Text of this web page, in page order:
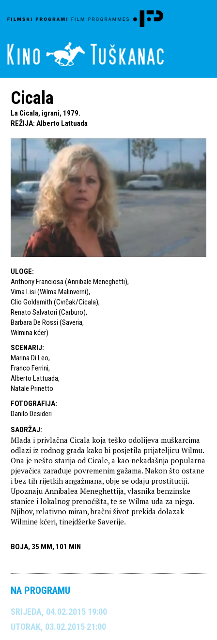
Cicala
La Cicala, igrani, 1979.
REŽIJA: Alberto Lattuada
ULOGE:
Anthony Franciosa (Annibale Meneghetti),
Virna Lisi (Wilma Malinverni),
Clio Goldsmith (Cvrčak/Cicala),
Renato Salvatori (Carburo),
Barbara De Rossi (Saveria,
Wilmina kćer)
SCENARIJ:
Marina Di Leo,
Franco Ferrini,
Alberto Lattuada,
Natale Prinetto
FOTOGRAFIJA:
Danilo Desideri
SADRŽAJ:
Mlada i privlačna Cicala koja teško odolijeva muškarcima
odlazi iz rodnog grada kako bi posjetila prijateljicu Wilmu.
Ona je nešto starija od Cicale, a kao nekadašnja popularna
pjevačica zarađuje povremenim gažama. Nakon što ostane
i bez tih rijetkih angažmana, obje se odaju prostituciji.
Upoznaju Annibalea Meneghettija, vlasnika benzinske
stanice i lokalnog prenoćišta, te se Wilma uda za njega.
Njihov, relativno miran, bračni život prekida dolazak
Wilmine kćeri, tinejdžerke Saverije.
BOJA, 35 MM, 101 MIN
NA PROGRAMU
SRIJEDA, 04.02.2015 19:00
UTORAK, 03.02.2015 21:00